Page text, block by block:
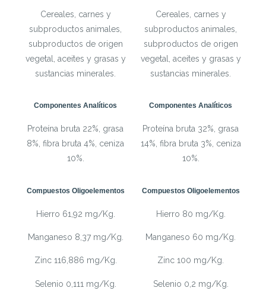
Cereales, carnes y
subproductos animales,
subproductos de origen
vegetal, aceites y grasas y
sustancias minerales.
Cereales, carnes y
subproductos animales,
subproductos de origen
vegetal, aceites y grasas y
sustancias minerales.
Componentes Analíticos Componentes Analíticos
Proteína bruta 22%, grasa
8%, fibra bruta 4%, ceniza
10%.
Proteína bruta 32%, grasa
14%, fibra bruta 3%, ceniza
10%.
Compuestos Oligoelementos Compuestos Oligoelementos
Hierro 61,92 mg/Kg.
Manganeso 8,37 mg/Kg.
Zinc 116,886 mg/Kg.
Selenio 0,111 mg/Kg.
Hierro 80 mg/Kg.
Manganeso 60 mg/Kg.
Zinc 100 mg/Kg.
Selenio 0,2 mg/Kg.